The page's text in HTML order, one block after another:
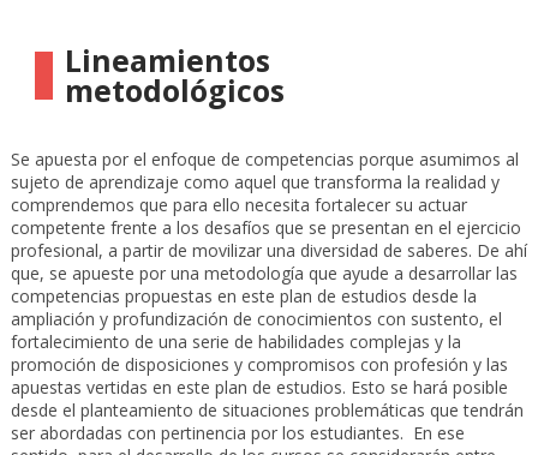
Lineamientos
metodológicos
Se apuesta por el enfoque de competencias porque asumimos al
sujeto de aprendizaje como aquel que transforma la realidad y
comprendemos que para ello necesita fortalecer su actuar
competente frente a los desafíos que se presentan en el ejercicio
profesional, a partir de movilizar una diversidad de saberes. De ahí
que, se apueste por una metodología que ayude a desarrollar las
competencias propuestas en este plan de estudios desde la
ampliación y profundización de conocimientos con sustento, el
fortalecimiento de una serie de habilidades complejas y la
promoción de disposiciones y compromisos con profesión y las
apuestas vertidas en este plan de estudios. Esto se hará posible
desde el planteamiento de situaciones problemáticas que tendrán
ser abordadas con pertinencia por los estudiantes. En ese